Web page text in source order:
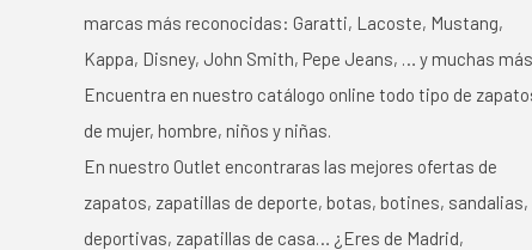
marcas más reconocidas: Garatti, Lacoste, Mustang,
Kappa, Disney, John Smith, Pepe Jeans, … y muchas
Encuentra en nuestro catálogo online todo tipo de
de mujer, hombre, niños y niñas.
En nuestro Outlet encontraras las mejores ofertas de
zapatos, zapatillas de deporte, botas, botines, sandalias,
deportivas, zapatillas de casa… ¿Eres de Madrid,